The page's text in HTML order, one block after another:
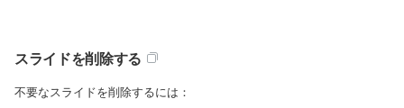
スライドを削除する
不要なスライドを削除するには：